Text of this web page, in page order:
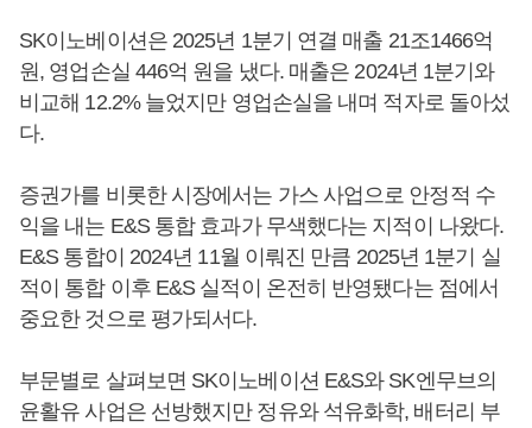
SK이노베이션은 2025년 1분기 연결 매출 21조1466억
원, 영업손실 446억 원을 냈다. 매출은 2024년 1분기와
비교해 12.2% 늘었지만 영업손실을 내며 적자로 돌아섰
다.
증권가를 비롯한 시장에서는 가스 사업으로 안정적 수
익을 내는 E&S 통합 효과가 무색했다는 지적이 나왔다.
E&S 통합이 2024년 11월 이뤄진 만큼 2025년 1분기 실
적이 통합 이후 E&S 실적이 온전히 반영됐다는 점에서
중요한 것으로 평가되서다.
부문별로 살펴보면 SK이노베이션 E&S와 SK엔무브의
윤활유 사업은 선방했지만 정유와 석유화학, 배터리 부